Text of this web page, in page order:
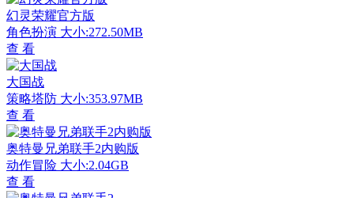
幻灵荣耀官方版
角色扮演 大小:272.50MB
查 看
大国战
策略塔防 大小:353.97MB
查 看
奥特曼兄弟联手2内购版
动作冒险 大小:2.04GB
查 看